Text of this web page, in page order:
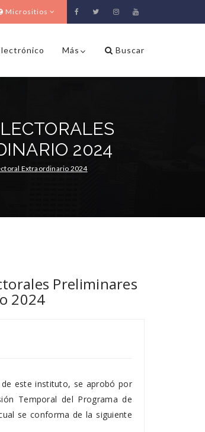
Micrositios
Más Buscar
2024
Extraordinario 2024
Preliminares
2024
de este instituto, se aprobó por
Temporal del Programa de
se conforma de la siguiente